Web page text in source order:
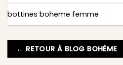
bottines boheme femme
← RETOUR À BLOG BOHÈME